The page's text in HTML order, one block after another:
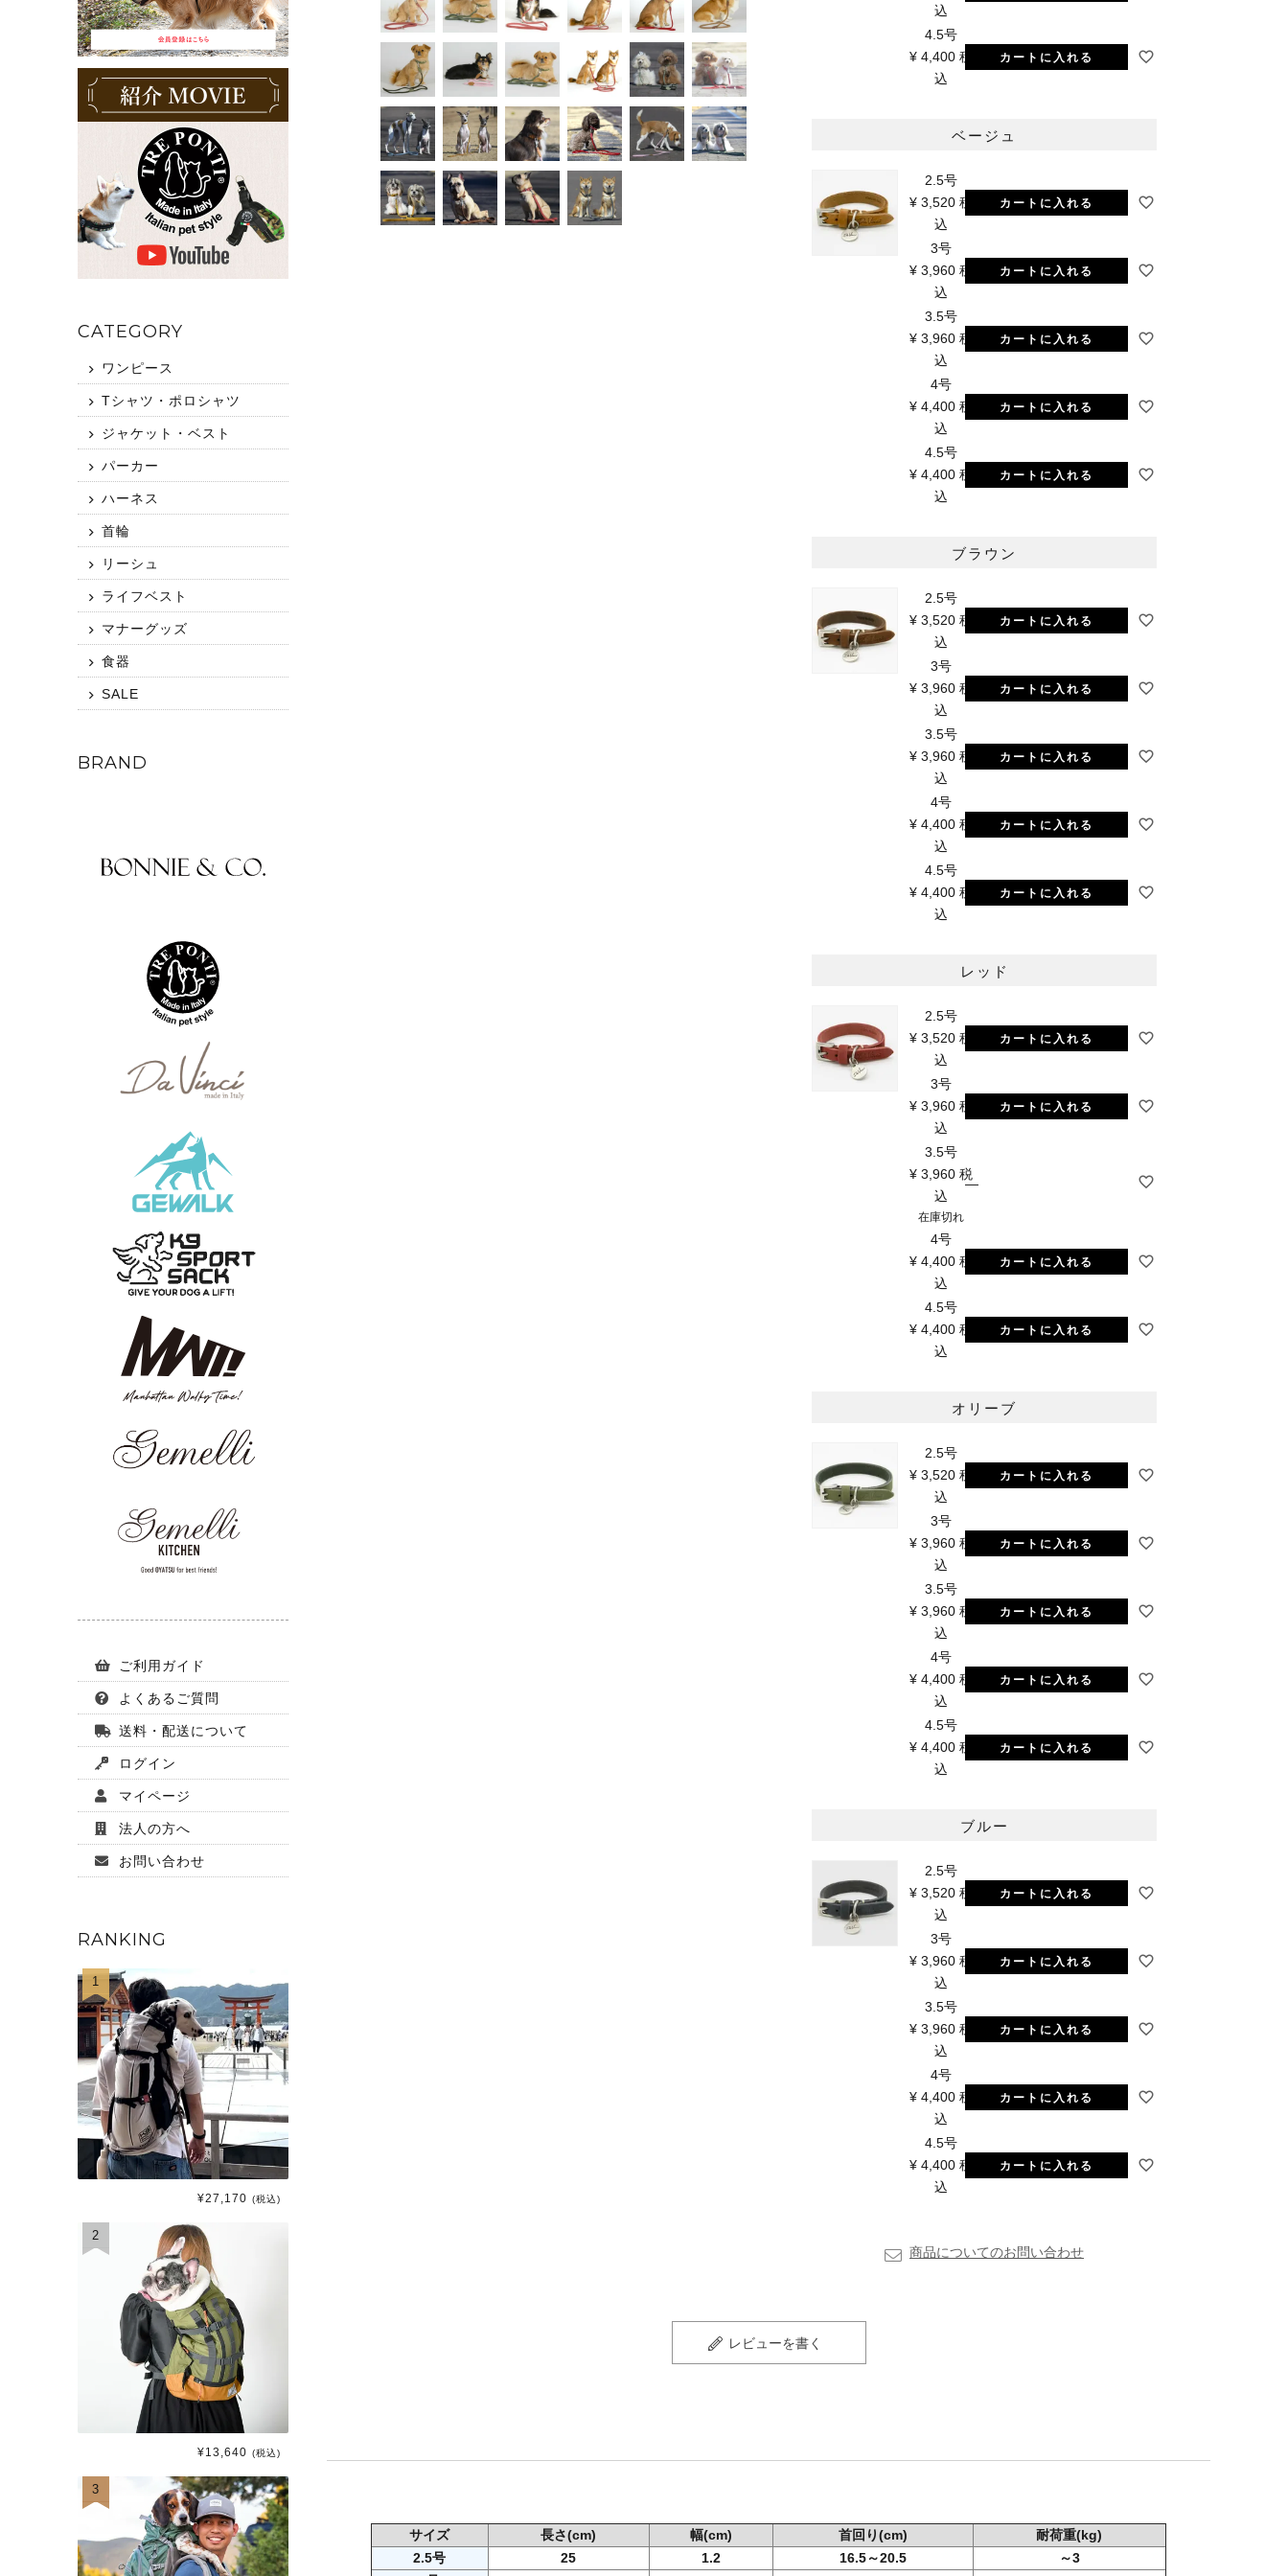
CATEGORY
ワンピース
Tシャツ・ポロシャツ
ジャケット・ベスト
パーカー
ハーネス
首輪
リーシュ
ライフベスト
マナーグッズ
食器
SALE
BRAND
ご利用ガイド
よくあるご質問
送料・配送について
ログイン
マイページ
法人の方へ
お問い合わせ
RANKING
1
¥27,170 (税込)
2
¥13,640 (税込)
3
込
4.5号
¥ 4,400 税
込
カートに入れる
ベージュ
2.5号
¥ 3,520 税
込
カートに入れる
3号
¥ 3,960 税
込
カートに入れる
3.5号
¥ 3,960 税
込
カートに入れる
4号
¥ 4,400 税
込
カートに入れる
4.5号
¥ 4,400 税
込
カートに入れる
ブラウン
2.5号
¥ 3,520 税
込
カートに入れる
3号
¥ 3,960 税
込
カートに入れる
3.5号
¥ 3,960 税
込
カートに入れる
4号
¥ 4,400 税
込
カートに入れる
4.5号
¥ 4,400 税
込
カートに入れる
レッド
2.5号
¥ 3,520 税
込
カートに入れる
3号
¥ 3,960 税
込
カートに入れる
3.5号
¥ 3,960 税
込
在庫切れ
—
4号
¥ 4,400 税
込
カートに入れる
4.5号
¥ 4,400 税
込
カートに入れる
オリーブ
2.5号
¥ 3,520 税
込
カートに入れる
3号
¥ 3,960 税
込
カートに入れる
3.5号
¥ 3,960 税
込
カートに入れる
4号
¥ 4,400 税
込
カートに入れる
4.5号
¥ 4,400 税
込
カートに入れる
ブルー
2.5号
¥ 3,520 税
込
カートに入れる
3号
¥ 3,960 税
込
カートに入れる
3.5号
¥ 3,960 税
込
カートに入れる
4号
¥ 4,400 税
込
カートに入れる
4.5号
¥ 4,400 税
込
カートに入れる
商品についてのお問い合わせ
レビューを書く
サイズ 長さ(cm) 幅(cm) 首回り(cm) 耐荷重(kg)
2.5号
25 1.2 16.5～20.5
～3